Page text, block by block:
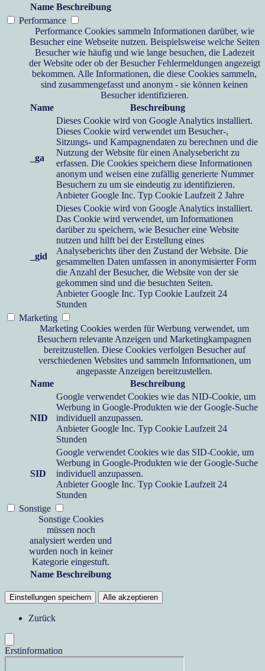
Name Beschreibung
Performance
Performance Cookies sammeln Informationen darüber, wie
Besucher eine Webseite nutzen. Beispielsweise welche Seiten
Besucher wie häufig und wie lange besuchen, die Ladezeit
der Website oder ob der Besucher Fehlermeldungen angezeigt
bekommen. Alle Informationen, die diese Cookies sammeln,
sind zusammengefasst und anonym - sie können keinen
Besucher identifizieren.
Name
Beschreibung
_ga
Dieses Cookie wird von Google Analytics installiert.
Dieses Cookie wird verwendet um Besucher-,
Sitzungs- und Kampagnendaten zu berechnen und die
Nutzung der Website für einen Analysebericht zu
erfassen. Die Cookies speichern diese Informationen
anonym und weisen eine zufällig generierte Nummer
Besuchern zu um sie eindeutig zu identifizieren.
Anbieter Google Inc. Typ Cookie Laufzeit 2 Jahre
_gid
Dieses Cookie wird von Google Analytics installiert.
Das Cookie wird verwendet, um Informationen
darüber zu speichern, wie Besucher eine Website
nutzen und hilft bei der Erstellung eines
Analyseberichts über den Zustand der Website. Die
gesammelten Daten umfassen in anonymisierter Form
die Anzahl der Besucher, die Website von der sie
gekommen sind und die besuchten Seiten.
Anbieter Google Inc. Typ Cookie Laufzeit 24
Stunden
Marketing
Marketing Cookies werden für Werbung verwendet, um
Besuchern relevante Anzeigen und Marketingkampagnen
bereitzustellen. Diese Cookies verfolgen Besucher auf
verschiedenen Websites und sammeln Informationen, um
angepasste Anzeigen bereitzustellen.
Name
Beschreibung
NID
Google verwendet Cookies wie das NID-Cookie, um
Werbung in Google-Produkten wie der Google-Suche
individuell anzupassen.
Anbieter Google Inc. Typ Cookie Laufzeit 24
Stunden
SID
Google verwendet Cookies wie das SID-Cookie, um
Werbung in Google-Produkten wie der Google-Suche
individuell anzupassen.
Anbieter Google Inc. Typ Cookie Laufzeit 24
Stunden
Sonstige
Sonstige Cookies
müssen noch
analysiert werden und
wurden noch in keiner
Kategorie eingestuft.
Name Beschreibung
Einstellungen speichern Alle akzeptieren
Zurück
Erstinformation